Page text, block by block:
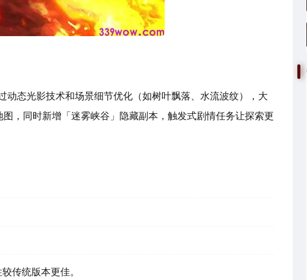
动态光影技术和场景细节优化（如树叶飘落、水流波纹），大
，同时新增「迷雾峡谷」隐藏副本，触发式剧情任务让探索更
传统版本更佳。